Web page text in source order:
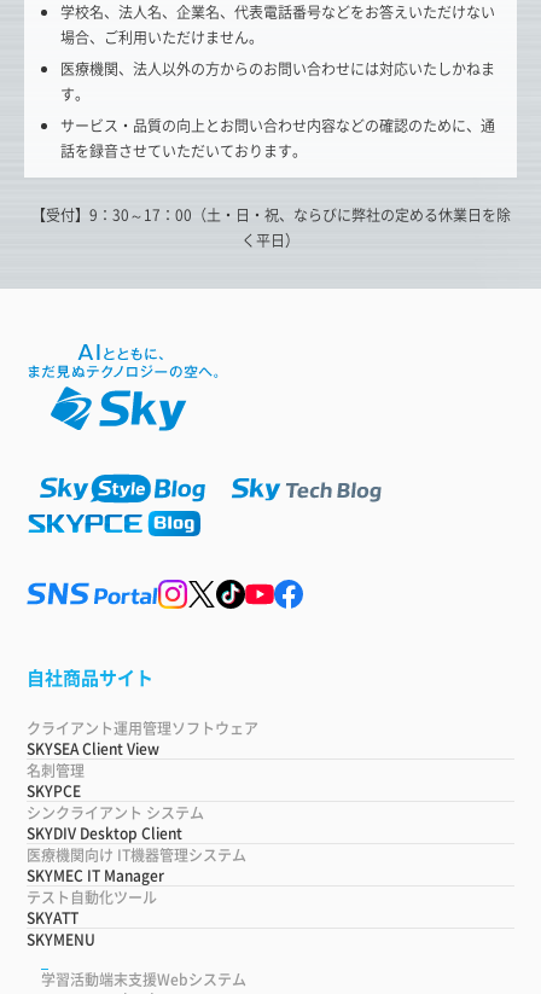
学校名、法人名、企業名、代表電話番号などをお答えいただけない
場合、ご利用いただけません。
医療機関、法人以外の方からのお問い合わせには対応いたしかねま
す。
サービス・品質の向上とお問い合わせ内容などの確認のために、通
話を録音させていただいております。
【受付】9：30～17：00（土・日・祝、ならびに弊社の定める休業日を除
く平日）
自社商品サイト
クライアント運用管理ソフトウェア
SKYSEA Client View
名刺管理
SKYPCE
シンクライアント システム
SKYDIV Desktop Client
医療機関向け IT機器管理システム
SKYMEC IT Manager
テスト自動化ツール
SKYATT
SKYMENU
学習活動端末支援Webシステム